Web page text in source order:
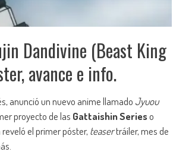
Dandivine (Beast King
avance e info.
anunció un nuevo anime llamado Jyuou
proyecto de las Gattaishin Serieso
el primer póster, teasertráiler, mes de